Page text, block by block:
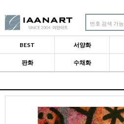
번호 검색 가능
BEST 서양화
판화 수채화